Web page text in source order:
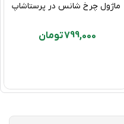
قمیتی در پرستاشاپ
ماژول چرخ شانس در پرستاشاپ
799,000 تومان